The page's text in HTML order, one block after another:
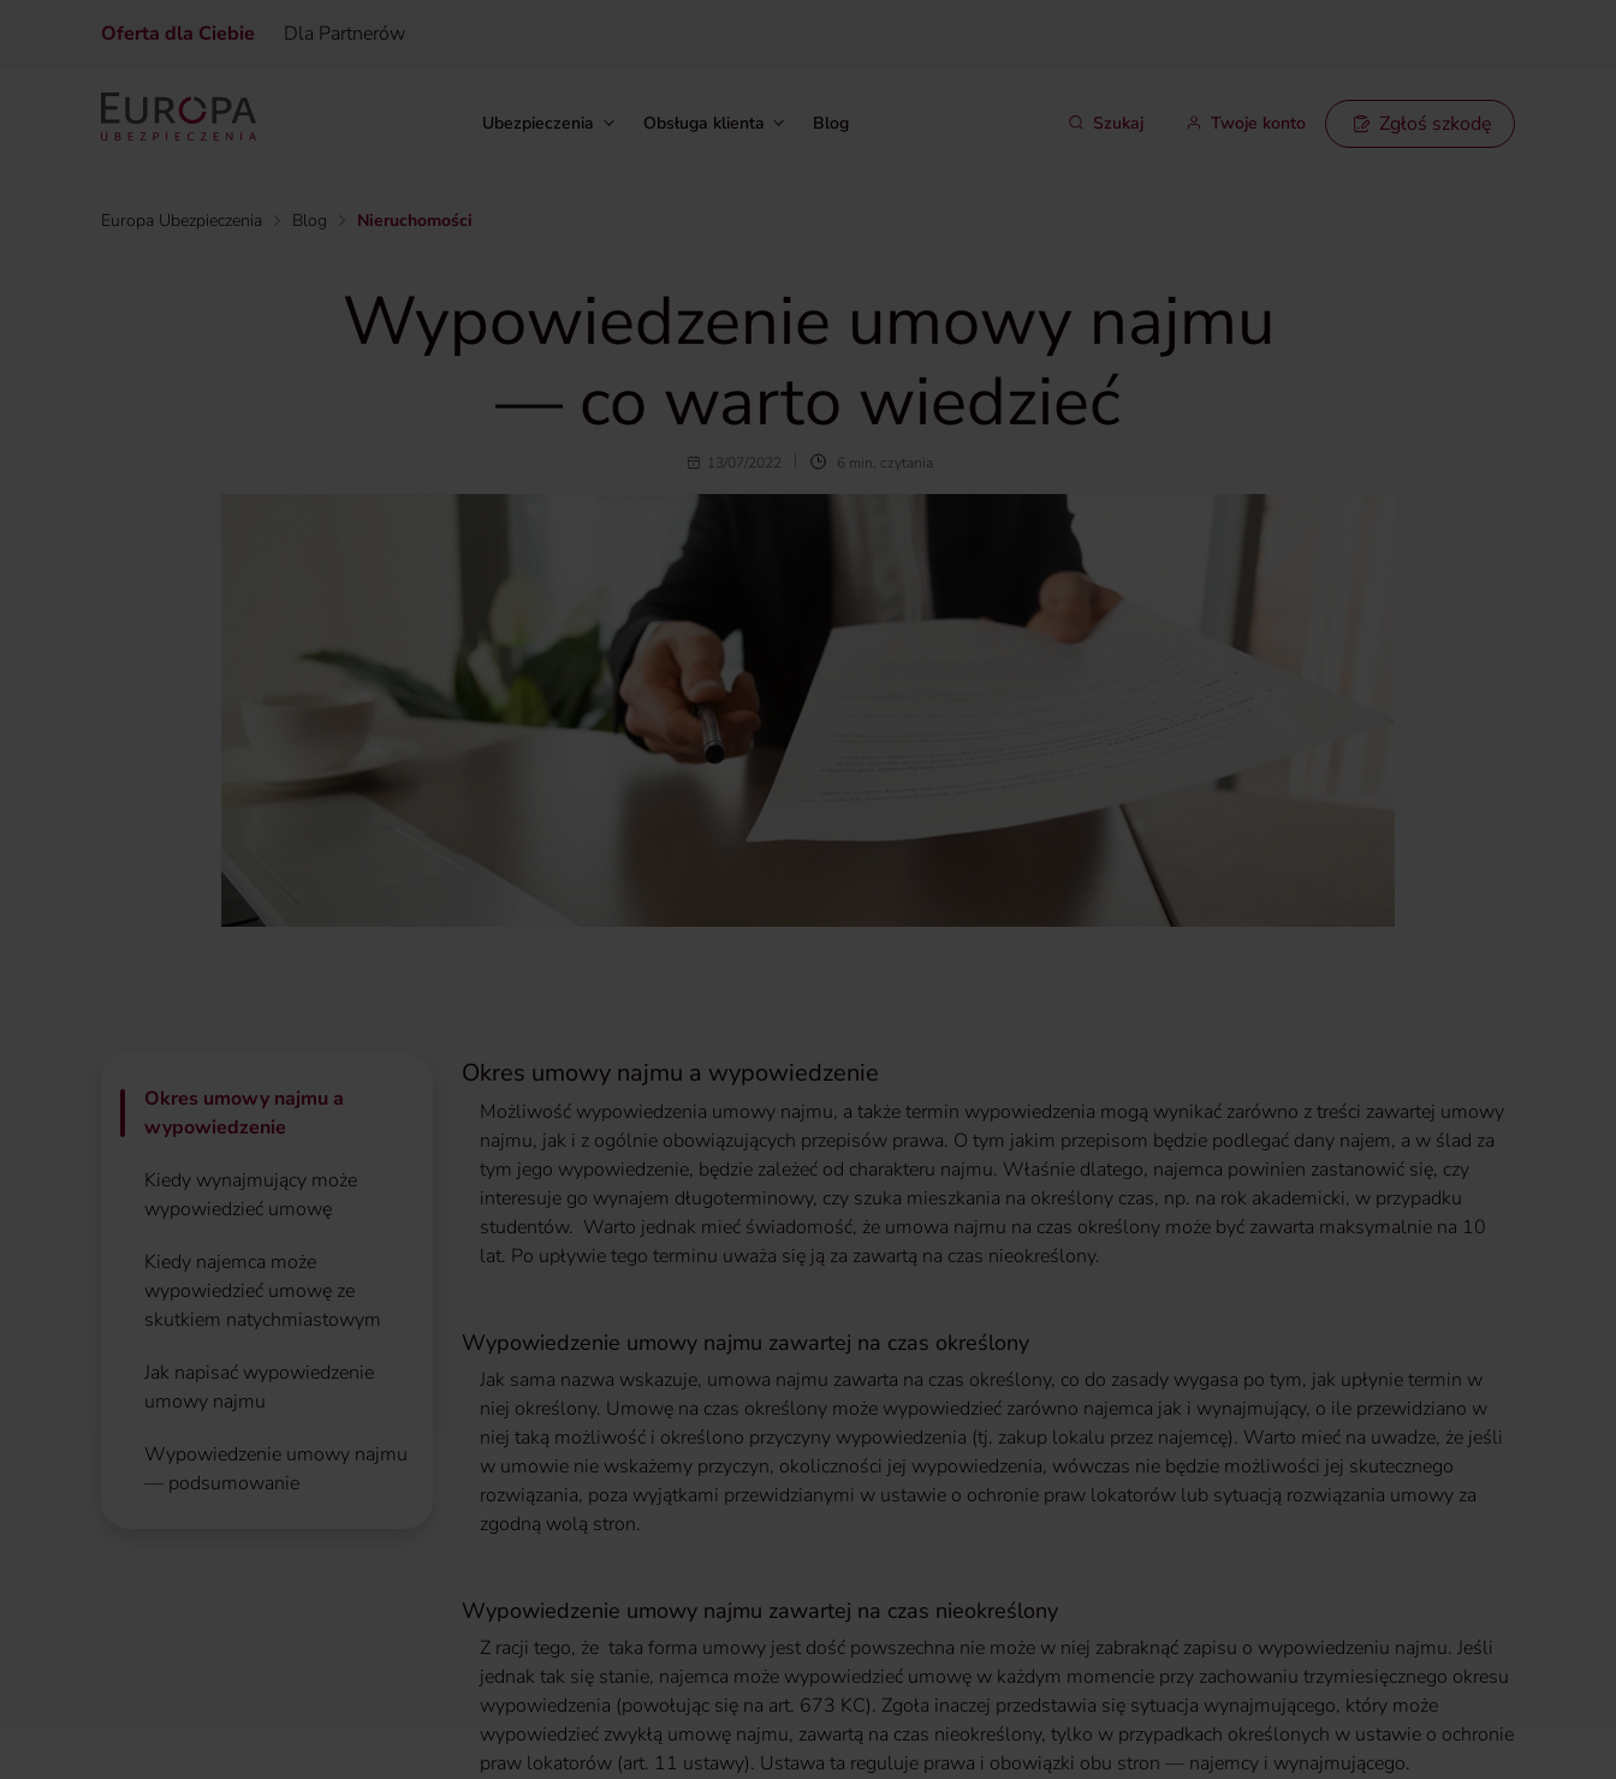
Oferta dla Ciebie Dla Partnerów
Ubezpieczenia Obsługa klienta Blog Szukaj Twoje konto Zgłoś szkodę
Europa Ubezpieczenia Blog Nieruchomości
Wypowiedzenie umowy najmu
— co warto wiedzieć
13/07/2022 6 min. czytania
Okres umowy najmu a
wypowiedzenie
Kiedy wynajmujący może
wypowiedzieć umowę
Kiedy najemca może
wypowiedzieć umowę ze
skutkiem natychmiastowym
Jak napisać wypowiedzenie
umowy najmu
Wypowiedzenie umowy najmu
— podsumowanie
Okres umowy najmu a wypowiedzenie
Możliwość wypowiedzenia umowy najmu, a także termin wypowiedzenia mogą wynikać zarówno z treści zawartej umowy
najmu, jak i z ogólnie obowiązujących przepisów prawa. O tym jakim przepisom będzie podlegać dany najem, a w ślad za
tym jego wypowiedzenie, będzie zależeć od charakteru najmu. Właśnie dlatego, najemca powinien zastanowić się, czy
interesuje go wynajem długoterminowy, czy szuka mieszkania na określony czas, np. na rok akademicki, w przypadku
studentów. Warto jednak mieć świadomość, że umowa najmu na czas określony może być zawarta maksymalnie na 10
lat. Po upływie tego terminu uważa się ją za zawartą na czas nieokreślony.
Wypowiedzenie umowy najmu zawartej na czas określony
Jak sama nazwa wskazuje, umowa najmu zawarta na czas określony, co do zasady wygasa po tym, jak upłynie termin w
niej określony. Umowę na czas określony może wypowiedzieć zarówno najemca jak i wynajmujący, o ile przewidziano w
niej taką możliwość i określono przyczyny wypowiedzenia (tj. zakup lokalu przez najemcę). Warto mieć na uwadze, że jeśli
w umowie nie wskażemy przyczyn, okoliczności jej wypowiedzenia, wówczas nie będzie możliwości jej skutecznego
rozwiązania, poza wyjątkami przewidzianymi w ustawie o ochronie praw lokatorów lub sytuacją rozwiązania umowy za
zgodną wolą stron.
Wypowiedzenie umowy najmu zawartej na czas nieokreślony
Z racji tego, że taka forma umowy jest dość powszechna nie może w niej zabraknąć zapisu o wypowiedzeniu najmu. Jeśli
jednak tak się stanie, najemca może wypowiedzieć umowę w każdym momencie przy zachowaniu trzymiesięcznego okresu
wypowiedzenia (powołując się na art. 673 KC). Zgoła inaczej przedstawia się sytuacja wynajmującego, który może
wypowiedzieć zwykłą umowę najmu, zawartą na czas nieokreślony, tylko w przypadkach określonych w ustawie o ochronie
praw lokatorów (art. 11 ustawy). Ustawa ta reguluje prawa i obowiązki obu stron — najemcy i wynajmującego.